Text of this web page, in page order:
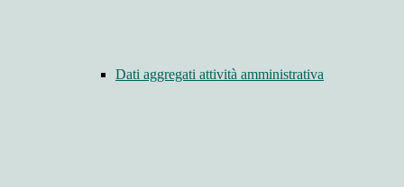
Dati aggregati attività amministrativa